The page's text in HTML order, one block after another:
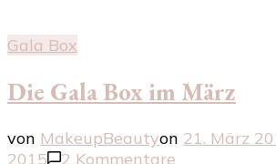
Gala Box
Die Gala Box im März
von MakeupBeautyon 21. März
2015
2 Kommentare